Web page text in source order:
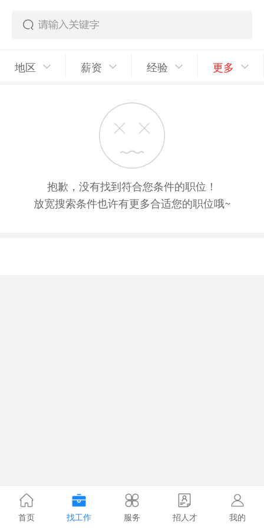
地区 薪资 经验 更多
抱歉，没有找到符合您条件的职位！
放宽搜索条件也许有更多合适您的职位哦~
首页 找工作 服务 招人才 我的